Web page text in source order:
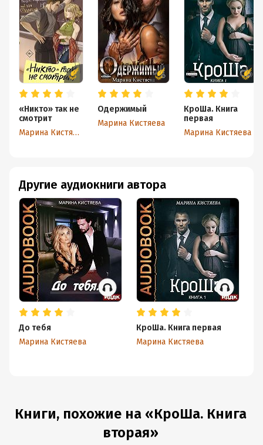
«Никто» так не
смотрит
Марина Кистяева
Одержимый
Марина Кистяева
КроШа. Книга
первая
Марина Кистяева
Другие аудиокниги автора
До тебя
Марина Кистяева
КроШа. Книга первая
Марина Кистяева
Книги, похожие на «КроШа. Книга
вторая»